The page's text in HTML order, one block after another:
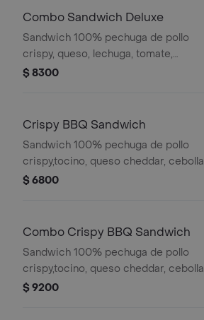
Combo Sandwich Deluxe
Sandwich 100% pechuga de pollo
crispy, queso, lechuga, tomate,
mayonesa, pepinillo y pan brioche,
$ 8300
Crispy BBQ Sandwich
Sandwich 100% pechuga de pollo
crispy,tocino, queso cheddar, cebolla
crispy, salsa Bbq
$ 6800
Combo Crispy BBQ Sandwich
Sandwich 100% pechuga de pollo
crispy,tocino, queso cheddar, cebolla
crispy, Bbq, papa mediana, 1 gaseosa
$ 9200